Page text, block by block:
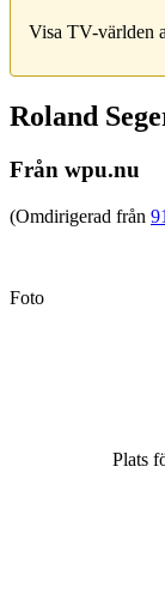
Visa TV-världen
Roland
Från wpu.nu
(Omdirigerad från
Foto
Plats